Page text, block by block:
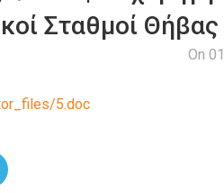
Σταθμοί
On
5.doc